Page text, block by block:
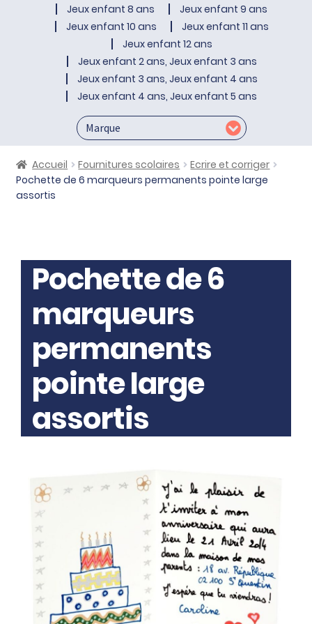
Jeux enfant 8 ans
Jeux enfant 9 ans
Jeux enfant 10 ans
Jeux enfant 11 ans
Jeux enfant 12 ans
Jeux enfant 2 ans, Jeux enfant 3 ans
Jeux enfant 3 ans, Jeux enfant 4 ans
Jeux enfant 4 ans, Jeux enfant 5 ans
Accueil Fournitures scolaires
Ecrire et corriger
Pochette de 6 marqueurs permanents pointe large
assortis
Pochette de 6
marqueurs
permanents
pointe large
assortis